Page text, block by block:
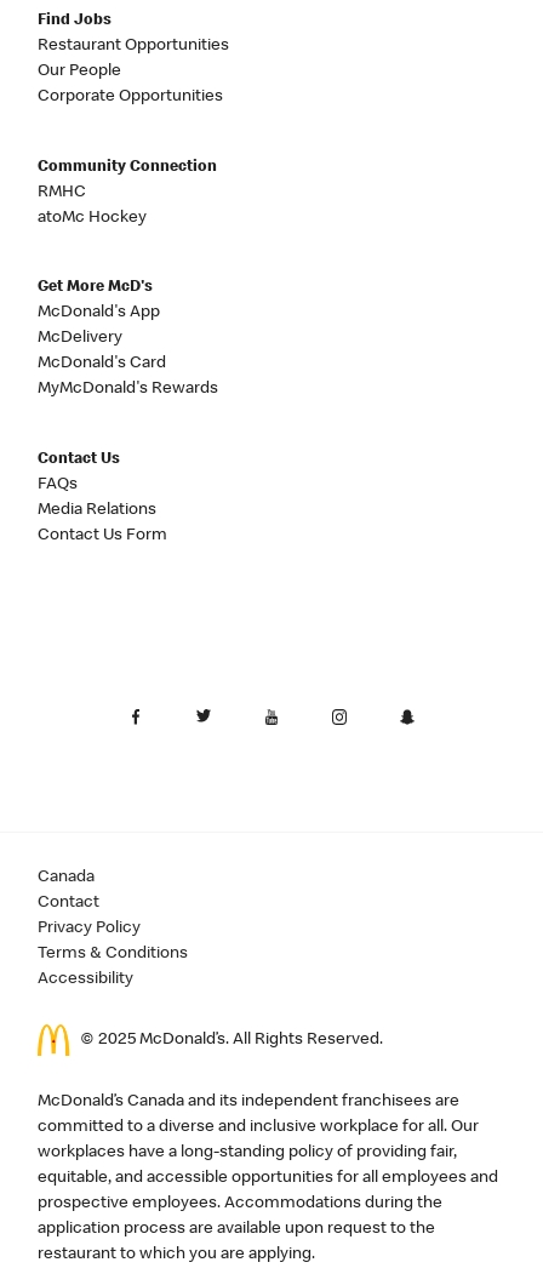
Find Jobs
Restaurant Opportunities
Our People
Corporate Opportunities
Community Connection
RMHC
atoMc Hockey
Get More McD's
McDonald's App
McDelivery
McDonald's Card
MyMcDonald's Rewards
Contact Us
FAQs
Media Relations
Contact Us Form
Canada
Contact
Privacy Policy
Terms & Conditions
Accessibility
© 2025 McDonald’s. All Rights Reserved.
McDonald’s Canada and its independent franchisees are
committed to a diverse and inclusive workplace for all. Our
workplaces have a long-standing policy of providing fair,
equitable, and accessible opportunities for all employees and
prospective employees. Accommodations during the
application process are available upon request to the
restaurant to which you are applying.